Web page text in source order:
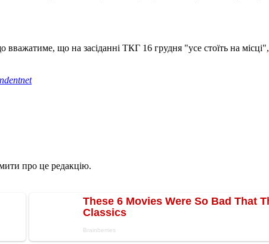
що на засіданні ТКГ 16 грудня "усе стоїть на місці",
про це редакцію.